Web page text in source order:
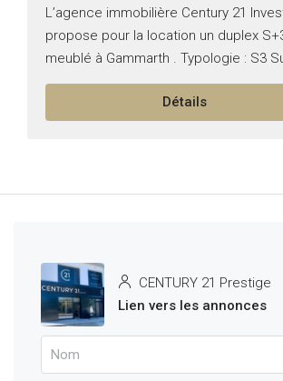
L’agence immobilière Century 21
propose pour la location un duplex
meublé à Gammarth . Typologie : S3
200 m² Il se compose comme suit : *...
Détails
CENTURY 21 Prestige
Lien vers les annonces